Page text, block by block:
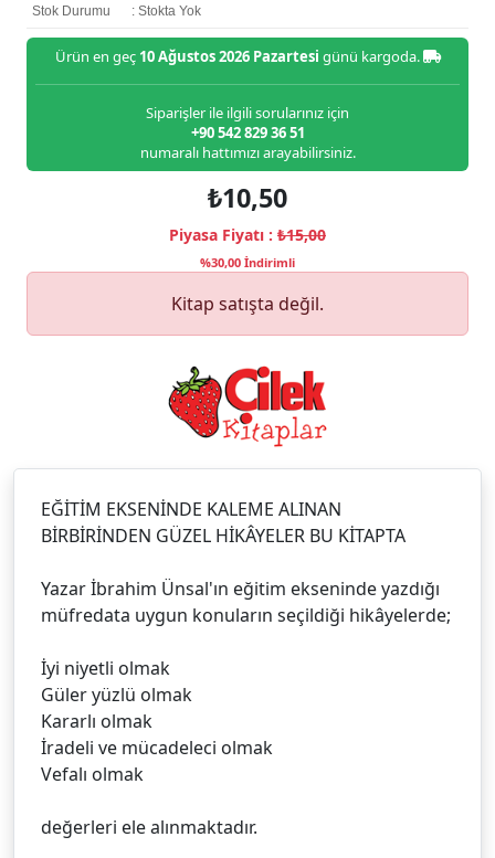
Stok Durumu : Stokta Yok
Ürün en geç 10 Ağustos 2026 Pazartesi günü kargoda.
Siparişler ile ilgili sorularınız için
+90 542 829 36 51
numaralı hattımızı arayabilirsiniz.
₺10,50
Piyasa Fiyatı : ₺15,00
%30,00 İndirimli
Kitap satışta değil.
EĞİTİM EKSENİNDE KALEME ALINAN
BİRBİRİNDEN GÜZEL HİKÂYELER BU KİTAPTA
Yazar İbrahim Ünsal'ın eğitim ekseninde yazdığı
müfredata uygun konuların seçildiği hikâyelerde;
İyi niyetli olmak
Güler yüzlü olmak
Kararlı olmak
İradeli ve mücadeleci olmak
Vefalı olmak
değerleri ele alınmaktadır.